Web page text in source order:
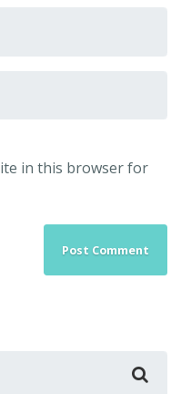
in this browser for